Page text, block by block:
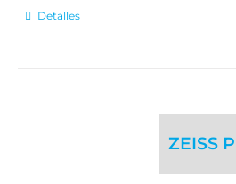
Detalles
ZEISS